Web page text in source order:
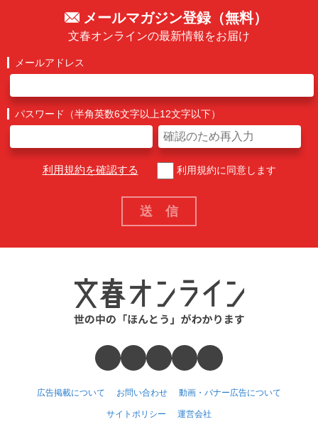
メールマガジン登録（無料）
文春オンラインの最新情報をお届け
メールアドレス
パスワード（半角英数6文字以上12文字以下）
利用規約を確認する 利用規約に同意します
広告掲載について お問い合わせ 動画・バナー広告について
サイトポリシー 運営会社